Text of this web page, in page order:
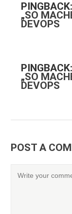
PINGBACK:
„SO
DEVOPS
PINGBACK:
„SO
DEVOPS
POST A